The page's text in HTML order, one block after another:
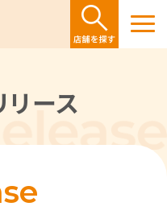
リース